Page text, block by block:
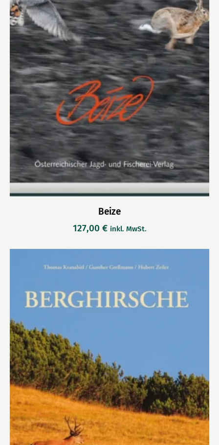
Beize
127,00 € inkl. MwSt.